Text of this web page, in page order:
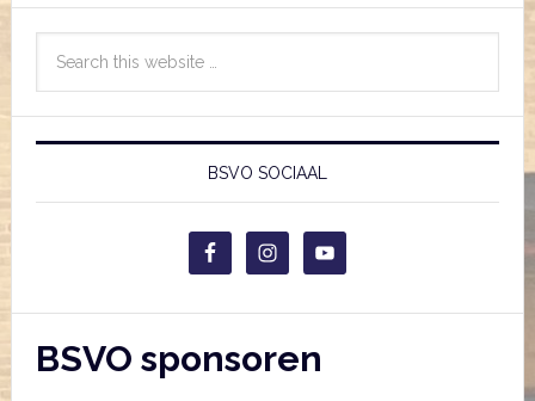
BSVO SOCIAAL
BSVO sponsoren